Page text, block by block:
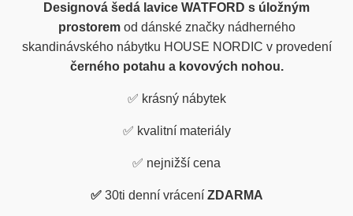
Designová šedá lavice WATFORD s úložným
prostoremod dánské značky nádherného
skandinávského nábytku HOUSE NORDIC v provedení
černého potahu a kovových nohou.
✅ krásný nábytek
✅ kvalitní materiály
✅ nejnižší cena
✅ 30ti denní vrácení ZDARMA